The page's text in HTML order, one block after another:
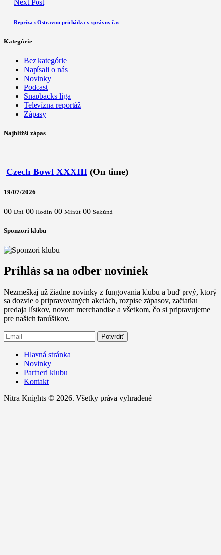
Next Post
Repríza s Ostravou prichádza v správny čas
Kategórie
Bez kategórie
Napísali o nás
Novinky
Podcast
Snapbacks liga
Televízna reportáž
Zápasy
Najbližší zápas
Czech Bowl XXXIII (On time)
19/07/2026
00 Dní 00 Hodín 00 Minút 00 Sekúnd
Sponzori klubu
Prihlás sa na odber noviniek
Nezmeškaj už žiadne novinky z fungovania klubu a buď prvý, ktorý
sa dozvie o pripravovaných akciách, rozpise zápasov, začiatku
predaja lístkov, novom merchandise a všetkom, čo si pripravujeme
pre našich fanúšikov.
Hlavná stránka
Novinky
Partneri klubu
Kontakt
Nitra Knights © 2026. Všetky práva vyhradené